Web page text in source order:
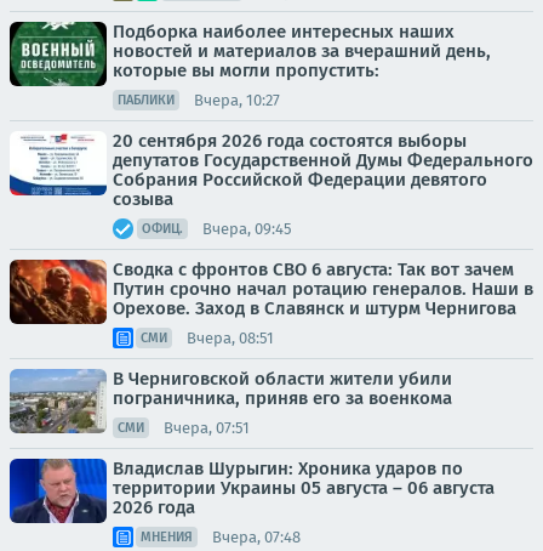
Подборка наиболее интересных наших
новостей и материалов за вчерашний день,
которые вы могли пропустить:
ПАБЛИКИ Вчера, 10:27
20 сентября 2026 года состоятся выборы
депутатов Государственной Думы Федерального
Собрания Российской Федерации девятого
созыва
ОФИЦ. Вчера, 09:45
Сводка с фронтов СВО 6 августа: Так вот зачем
Путин срочно начал ротацию генералов. Наши в
Орехове. Заход в Славянск и штурм Чернигова
СМИ Вчера, 08:51
В Черниговской области жители убили
пограничника, приняв его за военкома
СМИ Вчера, 07:51
Владислав Шурыгин: Хроника ударов по
территории Украины 05 августа – 06 августа
2026 года
МНЕНИЯ Вчера, 07:48